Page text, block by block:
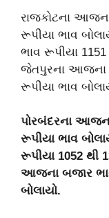
રાજકોટના
રૂપીયા ભાવ
ભાવ રૂપીયા 1151
જેતપુરના આજના
રૂપીયા ભાવ
પોરબંદરના
રૂપીયા ભાવ
રૂપીયા 1052 થી
આજના બજાર ભાવ
બોલાયો.